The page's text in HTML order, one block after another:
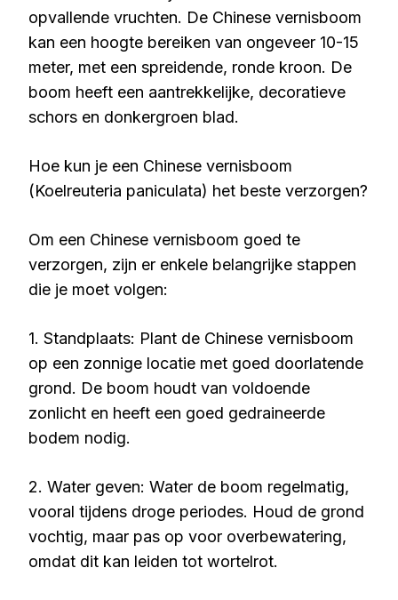
opvallende vruchten. De Chinese vernisboom
kan een hoogte bereiken van ongeveer 10-15
meter, met een spreidende, ronde kroon. De
boom heeft een aantrekkelijke, decoratieve
schors en donkergroen blad.
Hoe kun je een Chinese vernisboom
(Koelreuteria paniculata) het beste verzorgen?
Om een Chinese vernisboom goed te
verzorgen, zijn er enkele belangrijke stappen
die je moet volgen:
1. Standplaats: Plant de Chinese vernisboom
op een zonnige locatie met goed doorlatende
grond. De boom houdt van voldoende
zonlicht en heeft een goed gedraineerde
bodem nodig.
2. Water geven: Water de boom regelmatig,
vooral tijdens droge periodes. Houd de grond
vochtig, maar pas op voor overbewatering,
omdat dit kan leiden tot wortelrot.